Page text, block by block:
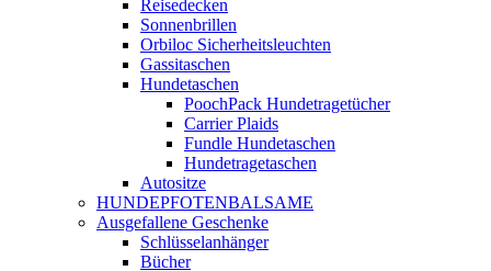
Reisedecken
Sonnenbrillen
Orbiloc Sicherheitsleuchten
Gassitaschen
Hundetaschen
PoochPack Hundetragetücher
Carrier Plaids
Fundle Hundetaschen
Hundetragetaschen
Autositze
HUNDEPFOTENBALSAME
Ausgefallene Geschenke
Schlüsselanhänger
Bücher